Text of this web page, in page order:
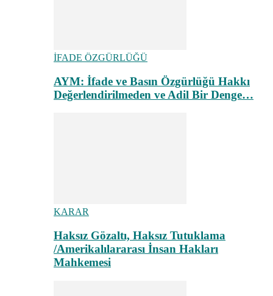
İFADE ÖZGÜRLÜĞÜ
AYM: İfade ve Basın Özgürlüğü Hakkı
Değerlendirilmeden ve Adil Bir Denge…
KARAR
Haksız Gözaltı, Haksız Tutuklama
/Amerikalılararası İnsan Hakları
Mahkemesi